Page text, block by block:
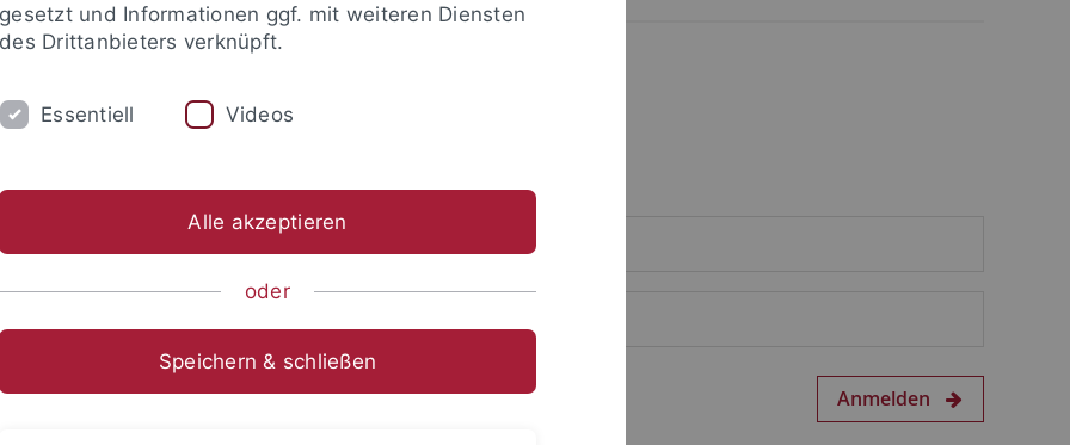
um sich anzumelden:
Anmelden
gesetzt und Informationen ggf. mit weiteren Diensten
des Drittanbieters verknüpft.
Essentiell Videos
Alle akzeptieren
oder
Speichern & schließen